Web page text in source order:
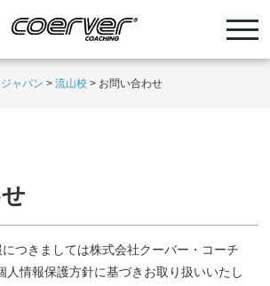
ャパン >流山校 > お問い合わせ
つきましては株式会社クーバー・コーチ
人情報保護方針に基づきお取り扱いいたし